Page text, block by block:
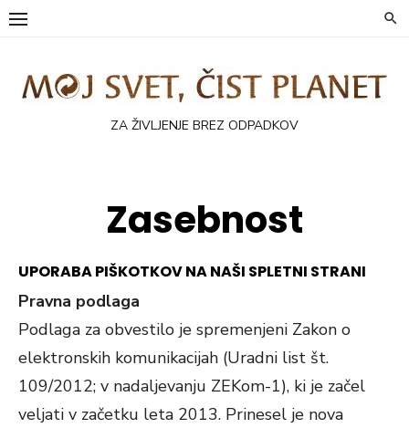
Skip
ZA ŽIVLJENJE BREZ ODPADKOV
Zasebnost
UPORABA PIŠKOTKOV NA NAŠI SPLETNI STRANI
Pravna podlaga
Podlaga za obvestilo je spremenjeni Zakon o
elektronskih komunikacijah (Uradni list št.
109/2012; v nadaljevanju ZEKom-1), ki je začel
veljati v začetku leta 2013. Prinesel je nova